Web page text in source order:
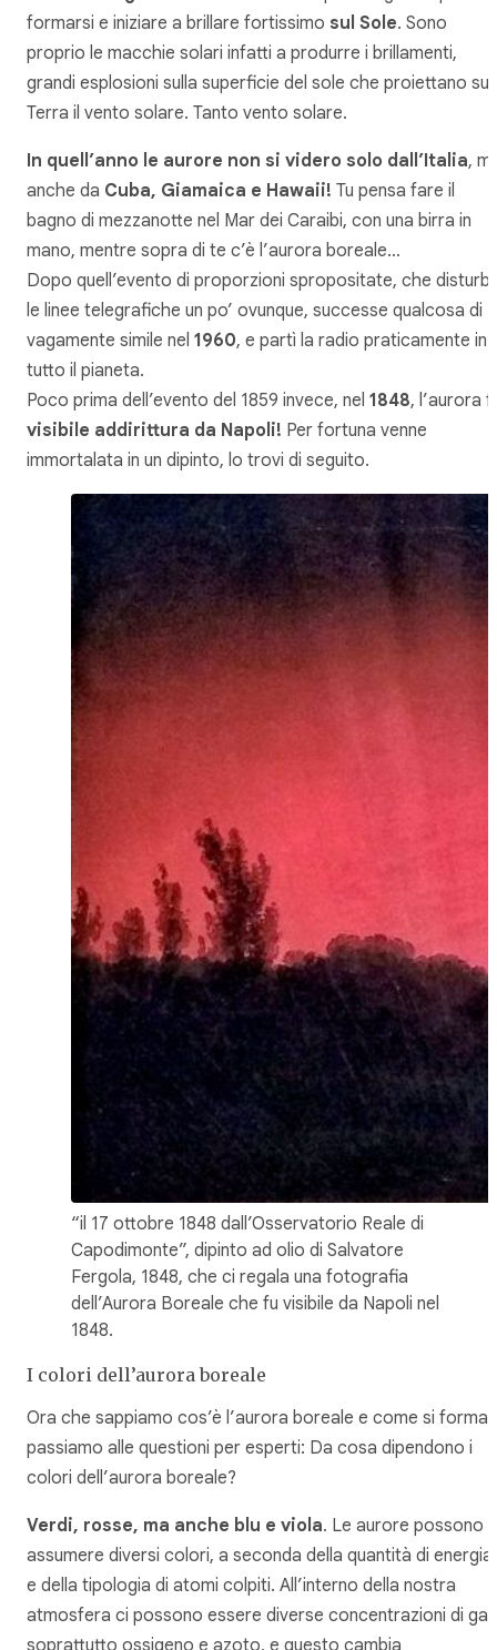
formarsi e iniziare a brillare fortissimo sul Sole. Sono
proprio le macchie solari infatti a produrre i brillamenti,
grandi esplosioni sulla superficie del sole che proiettano
Terra il vento solare. Tanto vento solare.
In quell’anno le aurore non si videro solo dall’Italia,
anche da Cuba, Giamaica e Hawaii! Tu pensa fare il
bagno di mezzanotte nel Mar dei Caraibi, con una birra in
mano, mentre sopra di te c’è l’aurora boreale…
Dopo quell’evento di proporzioni spropositate, che
le linee telegrafiche un po’ ovunque, successe qualcosa di
vagamente simile nel 1960, e partì la radio praticamente in
tutto il pianeta.
Poco prima dell’evento del 1859 invece, nel 1848, l’aurora
visibile addirittura da Napoli! Per fortuna venne
immortalata in un dipinto, lo trovi di seguito.
“il 17 ottobre 1848 dall’Osservatorio Reale di
Capodimonte”, dipinto ad olio di Salvatore
Fergola, 1848, che ci regala una fotografia
dell’Aurora Boreale che fu visibile da Napoli nel
1848.
I colori dell’aurora boreale
Ora che sappiamo cos’è l’aurora boreale e come si forma,
passiamo alle questioni per esperti: Da cosa dipendono i
colori dell’aurora boreale?
Verdi, rosse, ma anche blu e viola. Le aurore possono
assumere diversi colori, a seconda della quantità di energia
e della tipologia di atomi colpiti. All’interno della nostra
atmosfera ci possono essere diverse concentrazioni di
soprattutto ossigeno e azoto, e questo cambia